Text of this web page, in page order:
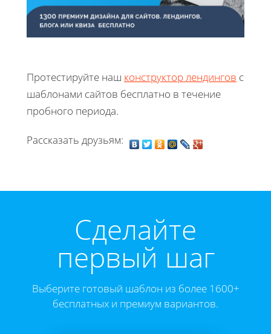
Протестируйте наш конструктор лендингов с
шаблонами сайтов бесплатно в течение
пробного периода.
Рассказать друзьям:
Cделайте
первый шаг
Выберите готовый шаблон из более 1600+
бесплатных и премиум вариантов.